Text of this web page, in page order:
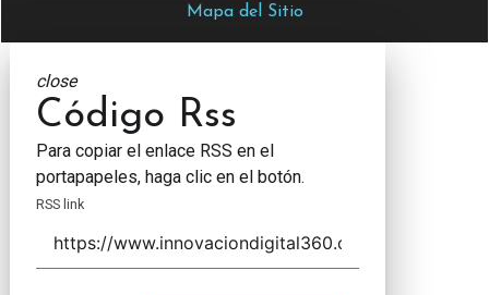
Mapa del Sitio
close
Código Rss
Para copiar el enlace RSS en el
portapapeles, haga clic en el botón.
RSS link